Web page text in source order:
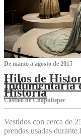
De marzo a agosto de 2015
Hilos de
Indumentaria
Historia
Castillo de Chapultepec
Vestidos con cerca de
prendas usadas